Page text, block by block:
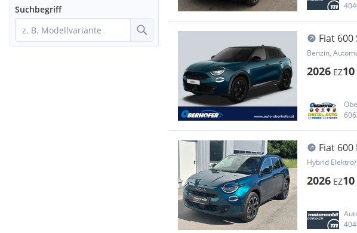
Fiat 600
Benzin,
2026 EZ10
Fiat 600
Prima
2026 EZ10
Suchbegriff